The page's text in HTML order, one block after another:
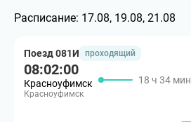
Расписание: 17.08, 19.08, 21.08
Поезд 081И проходящий
08:02:00
Красноуфимск
Красноуфимск
18 ч 34 мин